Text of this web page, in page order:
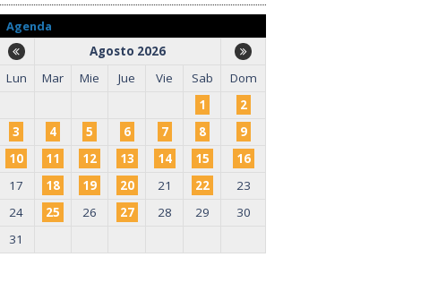
Agenda
Agosto 2026
Lun
Mar Mie Jue Vie Sab
Dom
1
2
3
4 5 6 7 8
9
10
11 12 13 14 15
16
17
18 19 20 21 22
23
24
25 26 27 28 29
30
31